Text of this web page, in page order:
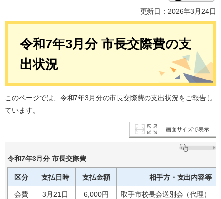
更新日：2026年3月24日
令和7年3月分 市長交際費の支
出状況
このページでは、令和7年3月分の市長交際費の支出状況をご報告し
ています。
画面サイズで表示
令和7年3月分 市長交際費
区分 支払日時 支払金額 相手方・支出内容等
会費 3月21日 6,000円 取手市校長会送別会（代理）